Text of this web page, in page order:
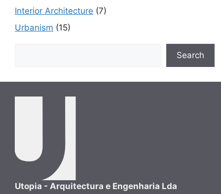
Interior Architecture (7)
Urbanism (15)
Search
Utopia - Arquitectura e Engenharia Lda